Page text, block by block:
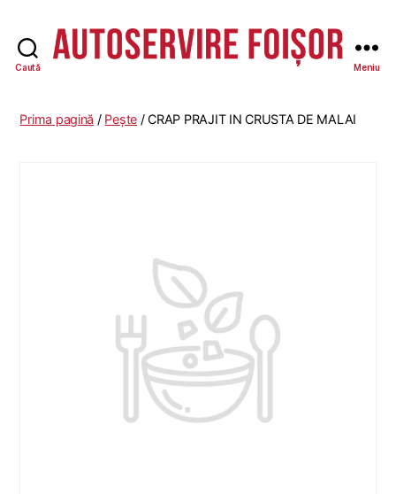
Caută
-
Meniu
Prima pagină / Pește / CRAP PRAJIT IN CRUSTA DE MALAI